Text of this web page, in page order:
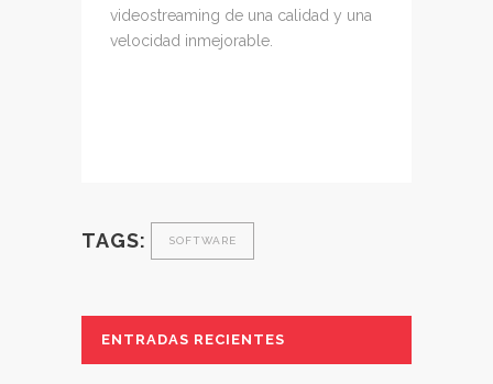
videostreaming de una calidad y una
velocidad inmejorable.
TAGS: SOFTWARE
ENTRADAS RECIENTES